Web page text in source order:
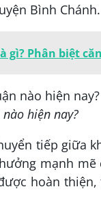
Bình Chánh.
gì? Phân biệt
hiện nay?
tiếp giữa
mạnh
hoàn